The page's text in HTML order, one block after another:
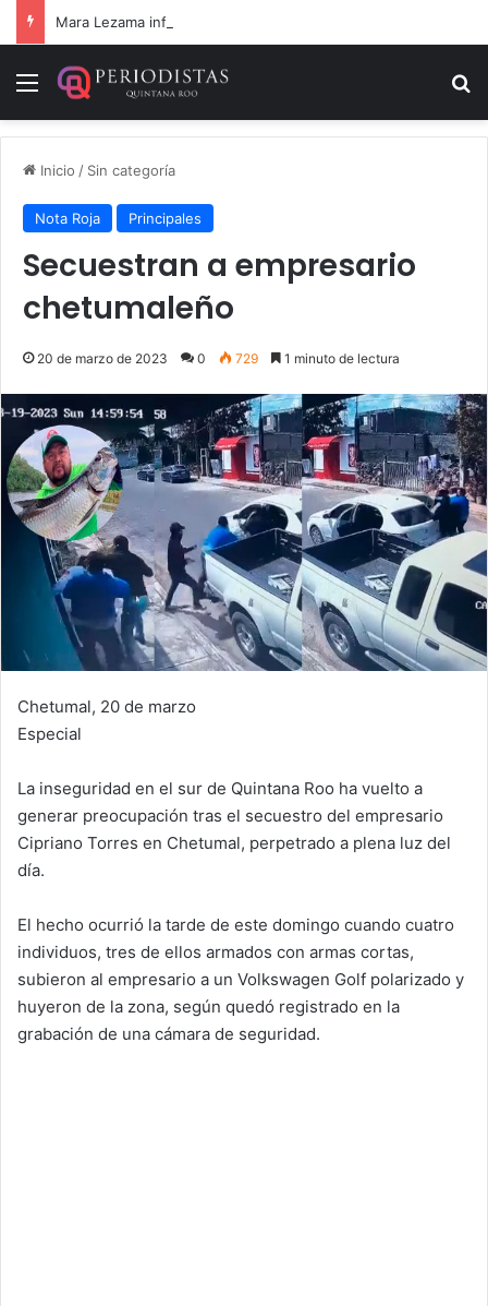
Menú
Inicio / Sin categoría
Nota Roja Principales
Secuestran a empresario
chetumaleño
20 de marzo de 2023 0 729 1 minuto de lectura
Chetumal, 20 de marzo
Especial
La inseguridad en el sur de Quintana Roo ha vuelto a
generar preocupación tras el secuestro del empresario
Cipriano Torres en Chetumal, perpetrado a plena luz del
día.
El hecho ocurrió la tarde de este domingo cuando cuatro
individuos, tres de ellos armados con armas cortas,
subieron al empresario a un Volkswagen Golf polarizado y
huyeron de la zona, según quedó registrado en la
grabación de una cámara de seguridad.